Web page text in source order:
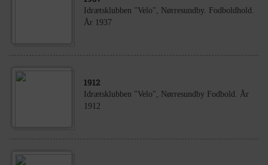
Idrætsklubben "Velo", Nørresundby. Fodboldhold.
År 1937
1912
Idrætsklubben "Velo", Nørresundby Fodbold. År
1912